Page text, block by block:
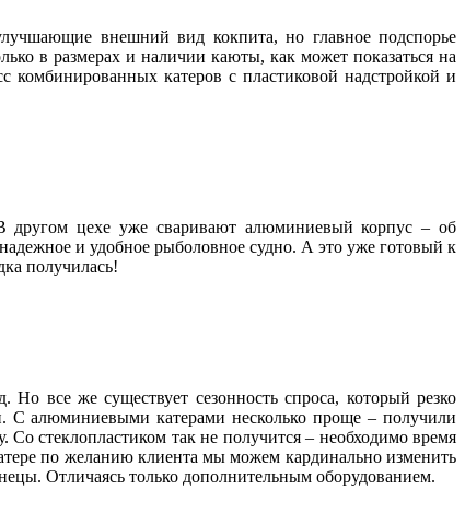
внешний вид кокпита, но главное подспорье
в размерах и наличии каюты, как может показаться на
комбинированных катеров с пластиковой надстройкой и
другом цехе уже сваривают алюминиевый корпус – об
и удобное рыболовное судно. А это уже готовый к
получилась!
все же существует сезонность спроса, который резко
С алюминиевыми катерами несколько проще – получили
Со стеклопластиком так не получится – необходимо время
по желанию клиента мы можем кардинально изменить
Отличаясь только дополнительным оборудованием.